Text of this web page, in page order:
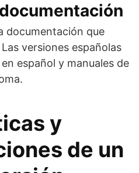
documentación que
versiones españolas
español y manuales de
y
de un